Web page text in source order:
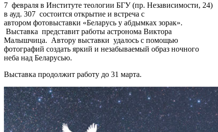
7 февраля в Институте теологии БГУ (пр. Независимости, 24)
в ауд. 307 состоится открытие и встреча с
автором фотовыставки «Беларусь у абдымках зорак».
Выставка представит работы астронома Виктора
Малышчица. Автору выставки удалось с помощью
фотографий создать яркий и незабываемый образ ночного
неба над Беларусью.
Выставка продолжит работу до 31 марта.